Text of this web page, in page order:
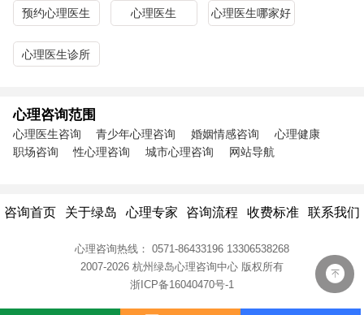
预约心理医生 心理医生 心理医生哪家好
心理医生诊所
心理咨询范围
心理医生咨询 青少年心理咨询 婚姻情感咨询
心理健康
职场咨询
性心理咨询 城市心理咨询 网站导航
咨询首页 关于绿岛 心理专家 咨询流程 收费标准 联系我们
心理咨询热线： 0571-86433196 13306538268
2007-2026 杭州绿岛心理咨询中心 版权所有
浙ICP备16040470号-1